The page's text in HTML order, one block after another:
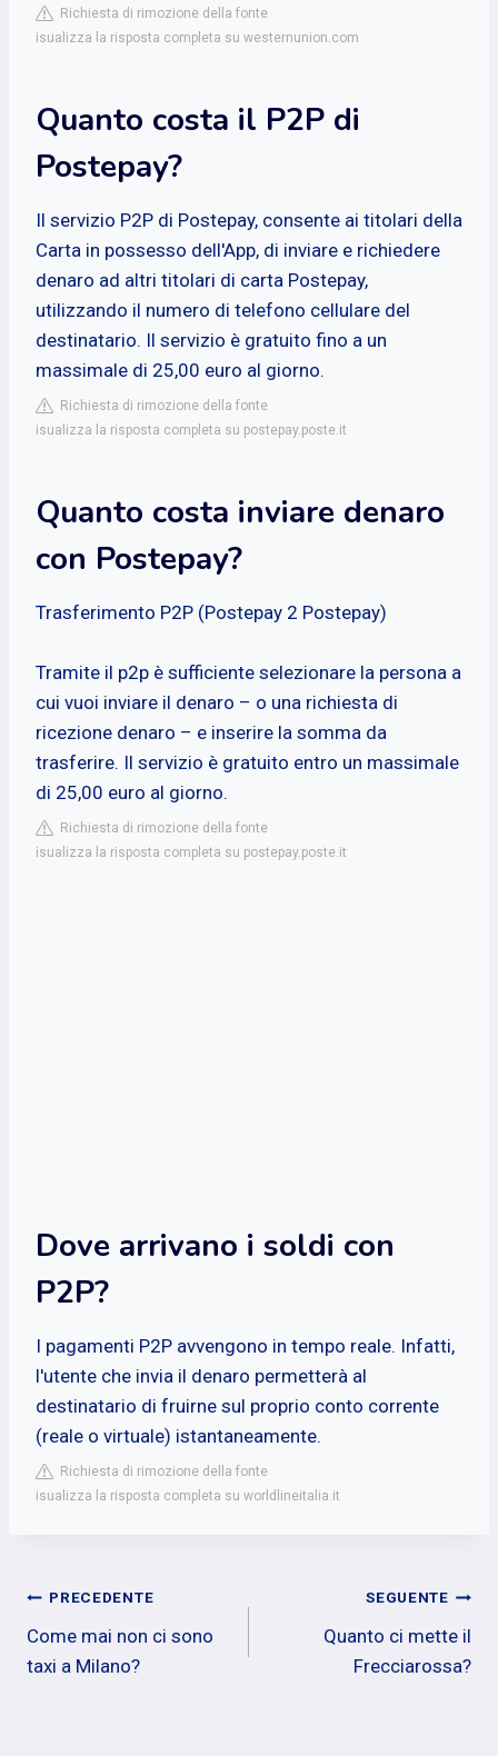
Richiesta di rimozione della fonte
isualizza la risposta completa su westernunion.com
Quanto costa il P2P di
Postepay?
Il servizio P2P di Postepay, consente ai titolari della
Carta in possesso dell'App, di inviare e richiedere
denaro ad altri titolari di carta Postepay,
utilizzando il numero di telefono cellulare del
destinatario. Il servizio è gratuito fino a un
massimale di 25,00 euro al giorno.
Richiesta di rimozione della fonte
isualizza la risposta completa su postepay.poste.it
Quanto costa inviare denaro
con Postepay?
Trasferimento P2P (Postepay 2 Postepay)
Tramite il p2p è sufficiente selezionare la persona a
cui vuoi inviare il denaro – o una richiesta di
ricezione denaro – e inserire la somma da
trasferire. Il servizio è gratuito entro un massimale
di 25,00 euro al giorno.
Richiesta di rimozione della fonte
isualizza la risposta completa su postepay.poste.it
Dove arrivano i soldi con
P2P?
I pagamenti P2P avvengono in tempo reale. Infatti,
l'utente che invia il denaro permetterà al
destinatario di fruirne sul proprio conto corrente
(reale o virtuale) istantaneamente.
Richiesta di rimozione della fonte
isualizza la risposta completa su worldlineitalia.it
Navigazione
articoli
PRECEDENTE
Come mai non ci sono
taxi a Milano?
SEGUENTE
Quanto ci mette il
Frecciarossa?